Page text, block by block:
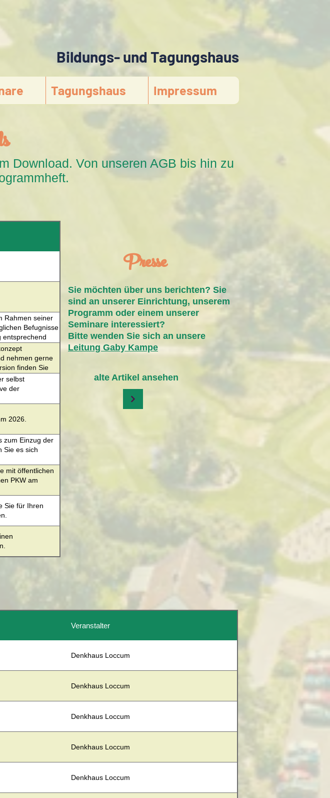
Bildungs- und Tagungshaus
Tagungshaus Impressum
Download. Von unseren AGB bis hin zu
Rahmen seiner
Befugnisse
entsprechend
Daten. Mit
wir Sie
Kreisverwaltung
Einzelnen
werden,
im Rahmen der
nehmen gerne
finden Sie
selbst
der
2026.
zum Einzug der
Sie es sich
mit öffentlichen
PKW am
Sie für Ihren
Presse
Sie möchten über uns berichten? Sie
sind an unserer Einrichtung, unserem
Programm oder einem unserer
Seminare interessiert?
Bitte wenden Sie sich an unsere
Leitung Gaby Kampe
alte Artikel ansehen
Veranstalter
Denkhaus Loccum
Denkhaus Loccum
Denkhaus Loccum
Denkhaus Loccum
Denkhaus Loccum